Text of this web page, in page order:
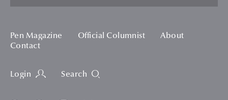
Pen Magazine Official Columnist
About
Contact
Login Search